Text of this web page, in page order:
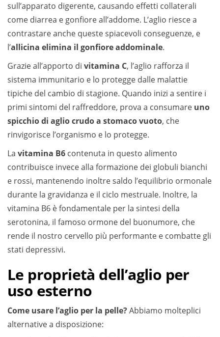
sull’apparato digerente, causando effetti collaterali
come diarrea e gonfiore all’addome. L’aglio riesce a
contrastare anche queste spiacevoli conseguenze, e
l’allicina elimina il gonfiore addominale.
Grazie all’apporto di vitamina C, l’aglio rafforza il
sistema immunitario e lo protegge dalle malattie
tipiche del cambio di stagione. Quando inizi a sentire i
primi sintomi del raffreddore, prova a consumare uno
spicchio di aglio crudoa stomaco vuoto, che
rinvigorisce l’organismo e lo protegge.
La vitamina B6 contenuta in questo alimento
contribuisce invece alla formazione dei globuli bianchi
e rossi, mantenendo inoltre saldo l’equilibrio ormonale
durante la gravidanza e il ciclo mestruale. Inoltre, la
vitamina B6 è fondamentale per la sintesi della
serotonina, il famoso ormone del buonumore, che
rende il nostro cervello più performante e combatte gli
stati depressivi.
Le proprietà dell’aglio per
uso esterno
Come usare l’aglio per la pelle?Abbiamo molteplici
alternative a disposizione: